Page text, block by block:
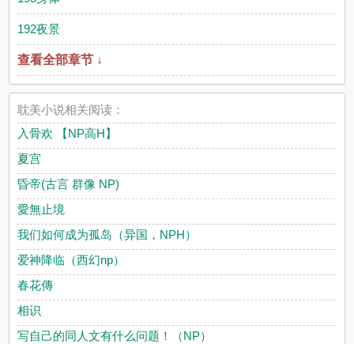
192夜景
查看全部章节 ↓
耽美小说相关阅读：
入骨欢 【NP高H】
夏宫
昏帝(古言 群像 NP)
愛無止境
我们如何成为孤岛（异国，NPH）
爱神降临（西幻np）
春花傳
相识
写自己的同人文有什么问题！（NP）